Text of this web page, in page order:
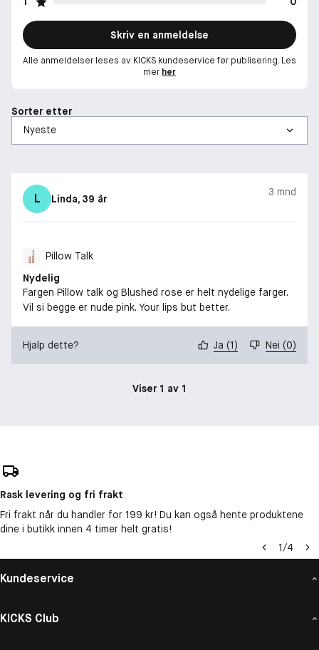
Skriv en anmeldelse
Alle anmeldelser leses av KICKS kundeservice før publisering. Les
mer her
Sorter etter
L Linda, 39 år
3 mnd
Pillow Talk
Nydelig
Fargen Pillow talk og Blushed rose er helt nydelige farger.
Vil si begge er nude pink. Your lips but better.
Hjalp dette? Ja (1) Nei (0)
Viser 1 av 1
Rask levering og fri frakt
Fri frakt når du handler for 199 kr! Du kan også hente produktene
dine i butikk innen 4 timer helt gratis!
1/4
Kundeservice
KICKS Club